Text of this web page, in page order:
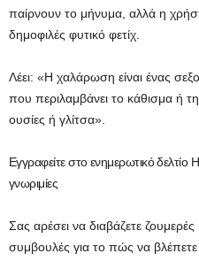
παίρνουν το μήνυμα, αλλά η
δημοφιλές φυτικό φετίχ.
Λέει: «Η χαλάρωση είναι ένας
που περιλαμβάνει το κάθισμα ή
ουσίες ή γλίτσα».
Εγγραφείτε στο ενημερωτικό δελτίο
γνωριμίες
Σας αρέσει να διαβάζετε ζουμερές
συμβουλές για το πώς να